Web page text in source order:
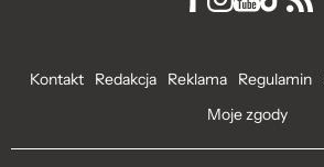
Kontakt Redakcja Reklama Regulamin
Moje zgody